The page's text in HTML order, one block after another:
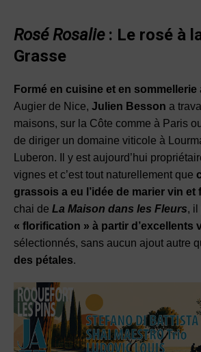
Rosé Rosalie: Le rosé à
Grasse
Formé en cuisine et en sommellerie
Augier de Nice, Julien Besson a
maisons, sur la Côte comme à Paris
de diriger un domaine viticole à
Luberon. Il y est aujourd’hui
vignes et c’est tout naturellement que
grassois a eu l’idée de marier vin et
chai de La Maison dans les Fleurs, il
« florification » à partir d’excellents
sélectionnés, sans aucun ajout autre
des pétales.